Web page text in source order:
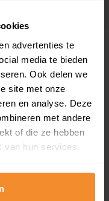
advertenties te
media te bieden
Ook delen we
site met onze
en analyse. Deze
met andere
of die ze hebben
hun services.